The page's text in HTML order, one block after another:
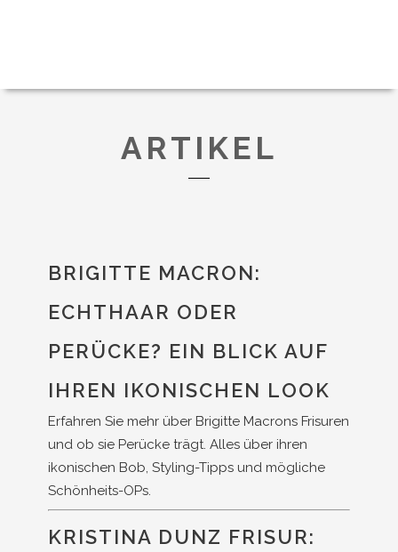
ARTIKEL
BRIGITTE MACRON:
ECHTHAAR ODER
PERÜCKE? EIN BLICK AUF
IHREN IKONISCHEN LOOK
Erfahren Sie mehr über Brigitte Macrons Frisuren
und ob sie Perücke trägt. Alles über ihren
ikonischen Bob, Styling-Tipps und mögliche
Schönheits-OPs.
KRISTINA DUNZ FRISUR: